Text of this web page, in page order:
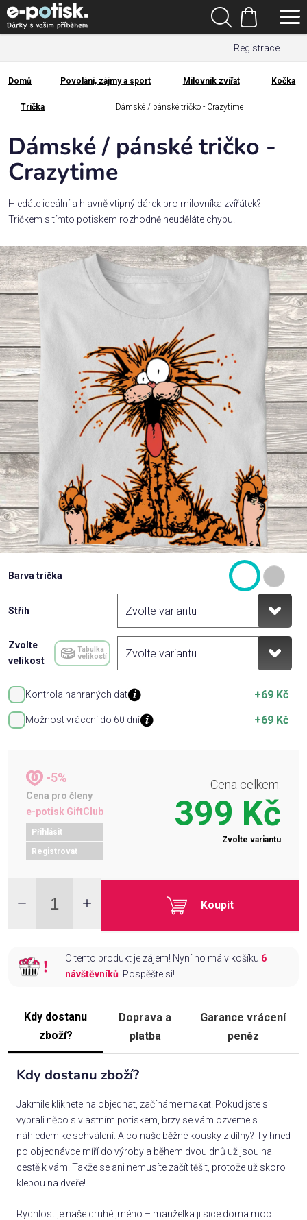
Přejít
na
obsah
Registrace
Hledat
Nákupní
košík
Kategorie
Dárek
pro
Rodina
/
Povolání,
zájmy a
sport
Příležitosti
Domácnost
Kolekce
Oblečení
Přihlášení
Domů
Domů Povolání, zájmy a sport Milovník zvířat Kočka
Trička Dámské / pánské tričko - Crazytime
Barva trička
Střih
Zvolte
velikost
Tabulka
velikostí
Kontrola nahraných dat +69 Kč
Možnost vrácení do 60 dní +69 Kč
-5%
Cena pro členy
e-potisk GiftClub
Přihlásit
Registrovat
Cena celkem:
399 Kč
Zvolte variantu
Koupit
O tento produkt je zájem! Nyní ho má v košíku 6
návštěvníků. Pospěšte si!
Kdy dostanu
zboží?
Doprava a
platba
Garance vrácení
peněz
Kdy dostanu zboží?
Jakmile kliknete na objednat, začínáme makat! Pokud jste si
vybrali něco s vlastním potiskem, brzy se vám ozveme s
náhledem ke schválení. A co naše běžné kousky z dílny? Ty hned
po objednávce míří do výroby a během dvou dnů už jsou na
cestě k vám. Takže se ani nemusíte začít těšit, protože už skoro
klepou na dveře!
Rychlost je naše druhé jméno – manželka ji sice doma moc
Dámské / pánské tričko -
Crazytime
Hledáte ideální a hlavně vtipný dárek pro milovníka zvířátek?
Tričkem s tímto potiskem rozhodně neuděláte chybu.